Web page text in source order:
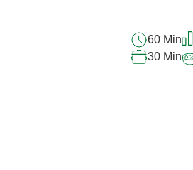
60 Min
30 Min